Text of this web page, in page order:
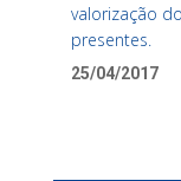
valorização
presentes.
25/04/2017